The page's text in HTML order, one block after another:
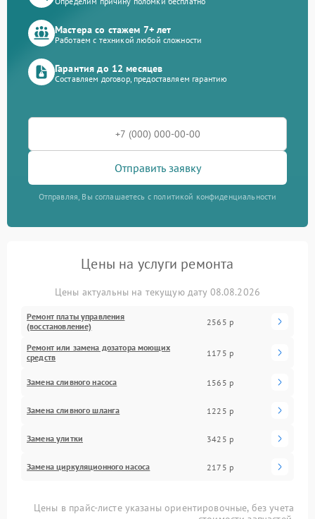
Мастера со стажем 7+ лет
Работаем с техникой любой сложности
Гарантия до 12 месяцев
Составляем договор, предоставляем гарантию
Отправить заявку
Отправляя, Вы соглашаетесь с политикой конфиденциальности
Цены на услуги ремонта
Цены актуальны на текущую дату 08.08.2026
Ремонт платы управления
(восстановление)
2565 р
Ремонт или замена дозатора моющих
средств
1175 р
Замена сливного насоса 1565 р
Замена сливного шланга 1225 р
Замена улитки 3425 р
Замена циркуляционного насоса 2175 р
Цены в прайс-листе указаны ориентировочные, без учета